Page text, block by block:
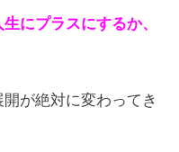
にプラスにするか、
が絶対に変わってき